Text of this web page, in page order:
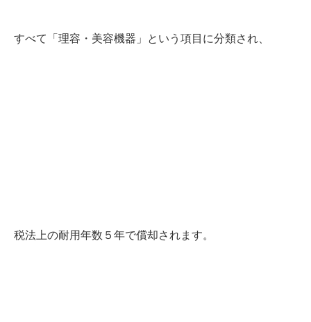
すべて「理容・美容機器」という項目に分類され、
税法上の耐用年数５年で償却されます。